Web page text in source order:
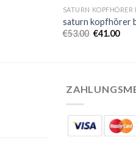
SATURN KOPFHÖRER
saturn kopfhörer
€53.00 €41.00